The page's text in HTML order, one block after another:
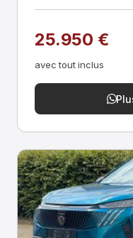
25.950 €
avec tout inclus